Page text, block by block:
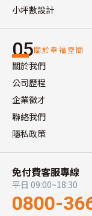
小坪數設計
05關於幸福空間
關於我們
公司歷程
企業徵才
聯絡我們
隱私政策
免付費客服專線
平日 09:00~18:30
0800-